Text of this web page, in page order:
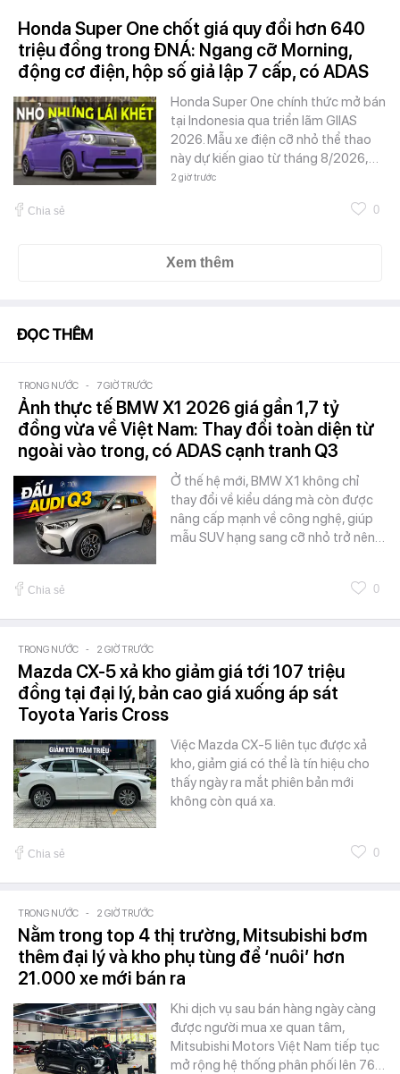
Honda Super One chốt giá quy đổi hơn 640
triệu đồng trong ĐNÁ: Ngang cỡ Morning,
động cơ điện, hộp số giả lập 7 cấp, có ADAS
Honda Super One chính thức mở bán
tại Indonesia qua triển lãm GIIAS
2026. Mẫu xe điện cỡ nhỏ thể thao
này dự kiến giao từ tháng 8/2026,…
2 giờ trước
Chia sẻ 0
Xem thêm
ĐỌC THÊM
TRONG NƯỚC - 7 GIỜ TRƯỚC
Ảnh thực tế BMW X1 2026 giá gần 1,7 tỷ
đồng vừa về Việt Nam: Thay đổi toàn diện từ
ngoài vào trong, có ADAS cạnh tranh Q3
Ở thế hệ mới, BMW X1 không chỉ
thay đổi về kiểu dáng mà còn được
nâng cấp mạnh về công nghệ, giúp
mẫu SUV hạng sang cỡ nhỏ trở nên…
Chia sẻ 0
TRONG NƯỚC - 2 GIỜ TRƯỚC
Mazda CX-5 xả kho giảm giá tới 107 triệu
đồng tại đại lý, bản cao giá xuống áp sát
Toyota Yaris Cross
Việc Mazda CX-5 liên tục được xả
kho, giảm giá có thể là tín hiệu cho
thấy ngày ra mắt phiên bản mới
không còn quá xa.
Chia sẻ 0
TRONG NƯỚC - 2 GIỜ TRƯỚC
Nằm trong top 4 thị trường, Mitsubishi bơm
thêm đại lý và kho phụ tùng để ‘nuôi’ hơn
21.000 xe mới bán ra
Khi dịch vụ sau bán hàng ngày càng
được người mua xe quan tâm,
Mitsubishi Motors Việt Nam tiếp tục
mở rộng hệ thống phân phối lên 76…